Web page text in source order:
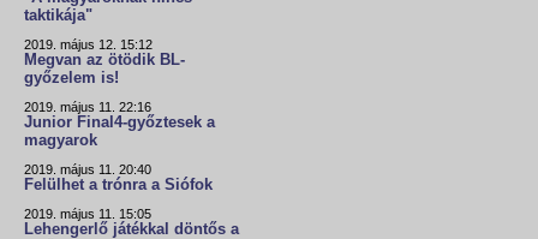
taktikája"
2019. május 12. 15:12
Megvan az ötödik BL-
győzelem is!
2019. május 11. 22:16
Junior Final4-győztesek a
magyarok
2019. május 11. 20:40
Felülhet a trónra a Siófok
2019. május 11. 15:05
Lehengerlő játékkal döntős a